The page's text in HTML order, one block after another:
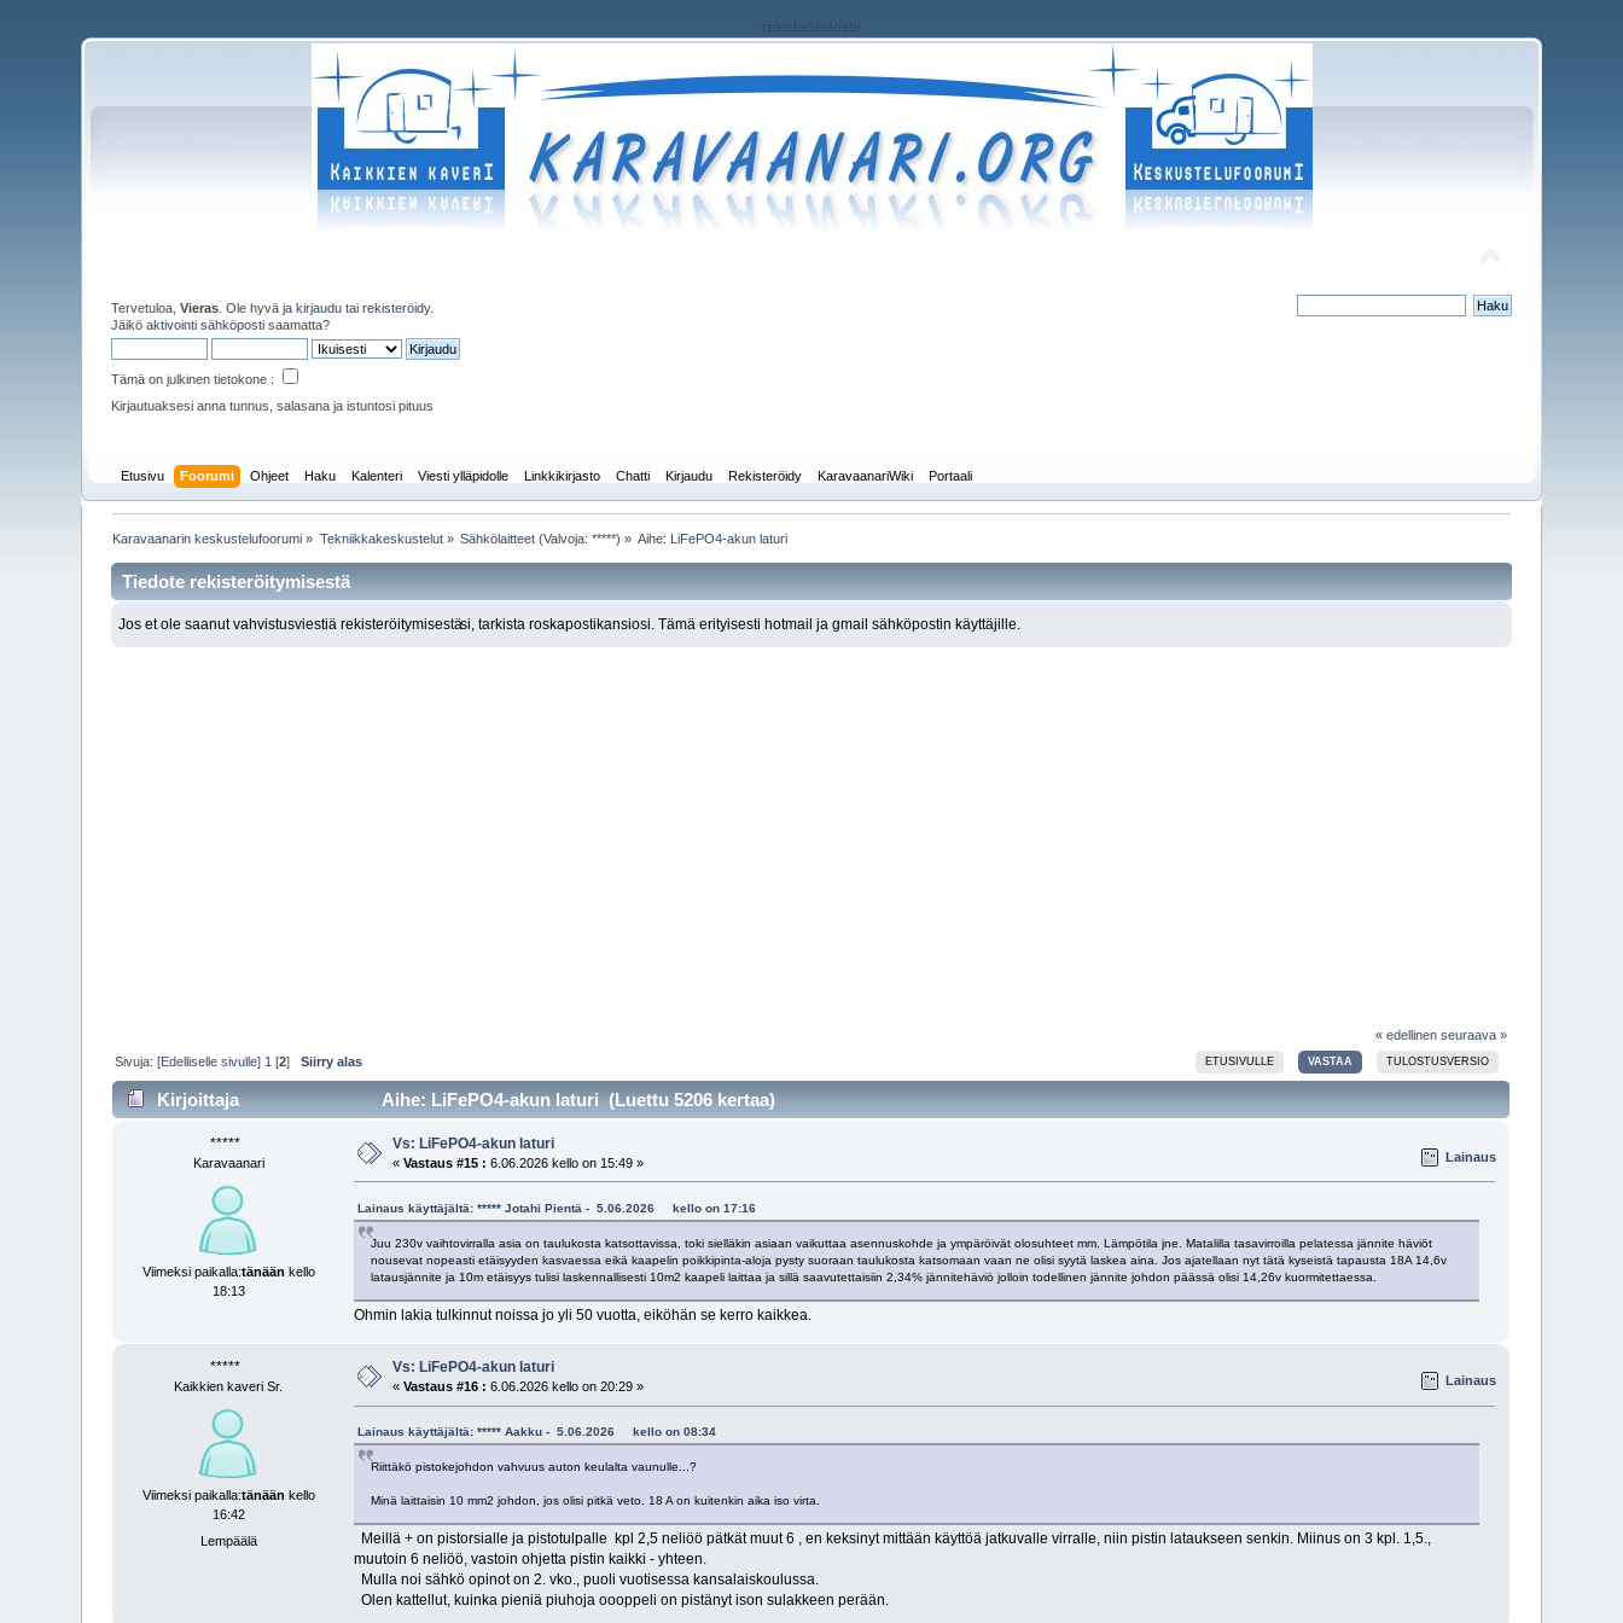
rekisteriseloste
Tervetuloa,Vieras . Ole hyvä jakirjaudu tairekisteröidy.
Jäiköaktivointi sähköposti saamatta?
Tämä on julkinen tietokone :
Kirjautuaksesi anna tunnus, salasana ja istuntosi pituus
Etusivu Foorumi Ohjeet Haku Kalenteri Viesti ylläpidolle Linkkikirjasto Chatti Kirjaudu Rekisteröidy KaravaanariWiki Portaali
Karavaanarin keskustelufoorumi » Tekniikkakeskustelut» Sähkölaitteet (Valvoja: *****) » Aihe: LiFePO4-akun laturi
Tiedote rekisteröitymisestä
Jos et ole saanut vahvistusviestiä rekisteröitymisestäsi, tarkista roskapostikansiosi. Tämä erityisesti hotmail ja gmail sähköpostin käyttäjille.
« edellinen seuraava »
ETUSIVULLE VASTAA TULOSTUSVERSIO
Sivuja: [Edelliselle sivulle] 1 [2]Siirry alas
Kirjoittaja Aihe: LiFePO4-akun laturi (Luettu 5206 kertaa)
*****
Karavaanari
Viimeksi paikalla:tänään kello
18:13
Vs: LiFePO4-akun laturi
«Vastaus #15 : 6.06.2026 kello on 15:49 » Lainaus
Lainaus käyttäjältä: ***** Jotahi Pientä - 5.06.2026 kello on 17:16
Juu 230v vaihtovirralla asia on taulukosta katsottavissa, toki sielläkin asiaan vaikuttaa asennuskohde ja ympäröivät olosuhteet mm. Lämpötila jne. Matalilla tasavirroilla pelatessa jännite häviöt
nousevat nopeasti etäisyyden kasvaessa eikä kaapelin poikkipinta-aloja pysty suoraan taulukosta katsomaan vaan ne olisi syytä laskea aina. Jos ajatellaan nyt tätä kyseistä tapausta 18A 14,6v
latausjännite ja 10m etäisyys tulisi laskennallisesti 10m2 kaapeli laittaa ja sillä saavutettaisiin 2,34% jännitehäviö jolloin todellinen jännite johdon päässä olisi 14,26v kuormitettaessa.
Ohmin lakia tulkinnut noissa jo yli 50 vuotta, eiköhän se kerro kaikkea.
*****
Kaikkien kaveri Sr.
Viimeksi paikalla:tänään kello
16:42
Lempäälä
Vs: LiFePO4-akun laturi
«Vastaus #16 : 6.06.2026 kello on 20:29 » Lainaus
Lainaus käyttäjältä: ***** Aakku - 5.06.2026 kello on 08:34
Riittäkö pistokejohdon vahvuus auton keulalta vaunulle...?
Minä laittaisin 10 mm2 johdon, jos olisi pitkä veto. 18 A on kuitenkin aika iso virta.
Meillä + on pistorsialle ja pistotulpalle kpl 2,5 neliöö pätkät muut 6 , en keksinyt mittään käyttöä jatkuvalle virralle, niin pistin lataukseen senkin. Miinus on 3 kpl. 1,5.,
muutoin 6 neliöö, vastoin ohjetta pistin kaikki - yhteen.
Mulla noi sähkö opinot on 2. vko., puoli vuotisessa kansalaiskoulussa.
Olen kattellut, kuinka pieniä piuhoja oooppeli on pistänyt ison sulakkeen perään.